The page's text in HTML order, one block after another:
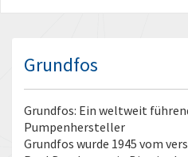
Grundfos
Grundfos: Ein weltweit
Pumpenhersteller
Grundfos wurde 1945 vom